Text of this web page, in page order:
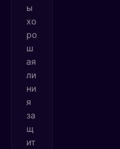
ы
хо
ро
ш
ая
ли
ни
я
за
щ
ит